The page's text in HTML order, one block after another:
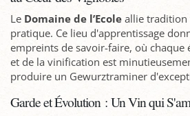
Le Domaine de l’Ecole allie
pratique. Ce lieu d'apprentissage
empreints de savoir-faire, où chaque
et de la vinification est
produire un Gewurztraminer
Garde et Évolution : Un Vin qui